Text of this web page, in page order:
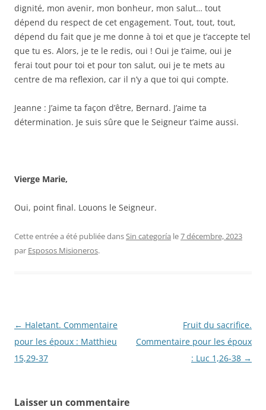
dignité, mon avenir, mon bonheur, mon salut… tout
dépend du respect de cet engagement. Tout, tout, tout,
dépend du fait que je me donne à toi et que je t’accepte tel
que tu es. Alors, je te le redis, oui ! Oui je t’aime, oui je
ferai tout pour toi et pour ton salut, oui je te mets au
centre de ma reflexion, car il n’y a que toi qui compte.
Jeanne : J’aime ta façon d’être, Bernard. J’aime ta
détermination. Je suis sûre que le Seigneur t’aime aussi.
Vierge Marie,
Oui, point final. Louons le Seigneur.
Cette entrée a été publiée dansSin categoría le7 décembre, 2023
par Esposos Misioneros.
Navigation
des
articles
← Haletant. Commentaire
pour les époux : Matthieu
15,29-37
Fruit du sacrifice.
Commentaire pour les époux
: Luc 1,26-38 →
Laisser un commentaire